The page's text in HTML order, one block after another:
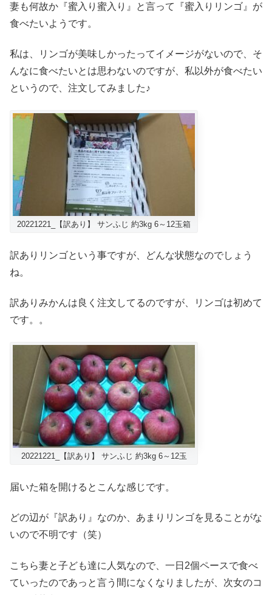
妻も何故か『蜜入り蜜入り』と言って『蜜入りリンゴ』が
食べたいようです。
私は、リンゴが美味しかったってイメージがないので、そ
んなに食べたいとは思わないのですが、私以外が食べたい
というので、注文してみました♪
20221221_【訳あり】 サンふじ 約3kg 6～12玉箱
訳ありリンゴという事ですが、どんな状態なのでしょう
ね。
訳ありみかんは良く注文してるのですが、リンゴは初めて
です。。
20221221_【訳あり】 サンふじ 約3kg 6～12玉
届いた箱を開けるとこんな感じです。
どの辺が『訳あり』なのか、あまりリンゴを見ることがな
いので不明です（笑）
こちら妻と子ども達に人気なので、一日2個ペースで食べ
ていったのであっと言う間になくなりましたが、次女のコ